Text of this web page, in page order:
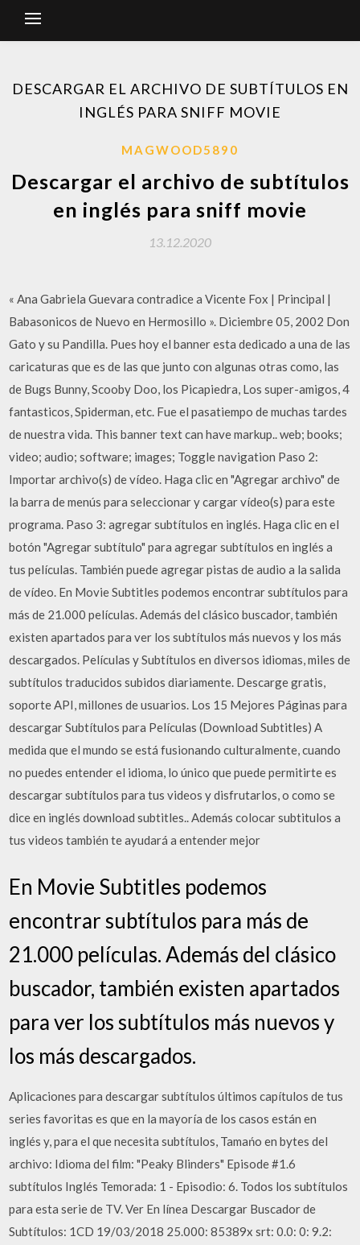
DESCARGAR EL ARCHIVO DE SUBTÍTULOS EN
INGLÉS PARA SNIFF MOVIE
MAGWOOD5890
Descargar el archivo de subtítulos
en inglés para sniff movie
13.12.2020
« Ana Gabriela Guevara contradice a Vicente Fox | Principal |
Babasonicos de Nuevo en Hermosillo ». Diciembre 05, 2002 Don
Gato y su Pandilla. Pues hoy el banner esta dedicado a una de las
caricaturas que es de las que junto con algunas otras como, las
de Bugs Bunny, Scooby Doo, los Picapiedra, Los super-amigos, 4
fantasticos, Spiderman, etc. Fue el pasatiempo de muchas tardes
de nuestra vida. This banner text can have markup.. web; books;
video; audio; software; images; Toggle navigation Paso 2:
Importar archivo(s) de vídeo. Haga clic en "Agregar archivo" de
la barra de menús para seleccionar y cargar vídeo(s) para este
programa. Paso 3: agregar subtítulos en inglés. Haga clic en el
botón "Agregar subtítulo" para agregar subtítulos en inglés a
tus películas. También puede agregar pistas de audio a la salida
de vídeo. En Movie Subtitles podemos encontrar subtítulos para
más de 21.000 películas. Además del clásico buscador, también
existen apartados para ver los subtítulos más nuevos y los más
descargados. Películas y Subtítulos en diversos idiomas, miles de
subtítulos traducidos subidos diariamente. Descarge gratis,
soporte API, millones de usuarios. Los 15 Mejores Páginas para
descargar Subtítulos para Películas (Download Subtitles) A
medida que el mundo se está fusionando culturalmente, cuando
no puedes entender el idioma, lo único que puede permitirte es
descargar subtítulos para tus videos y disfrutarlos, o como se
dice en inglés download subtitles.. Además colocar subtitulos a
tus videos también te ayudará a entender mejor
En Movie Subtitles podemos
encontrar subtítulos para más de
21.000 películas. Además del clásico
buscador, también existen apartados
para ver los subtítulos más nuevos y
los más descargados.
Aplicaciones para descargar subtítulos últimos capítulos de tus
series favoritas es que en la mayoría de los casos están en
inglés y, para el que necesita subtítulos, Tamańo en bytes del
archivo: Idioma del film: "Peaky Blinders" Episode #1.6
subtítulos Inglés Temorada: 1 - Episodio: 6. Todos los subtítulos
para esta serie de TV. Ver En línea Descargar Buscador de
Subtítulos: 1CD 19/03/2018 25.000: 85389x srt: 0.0: 0: 9.2: